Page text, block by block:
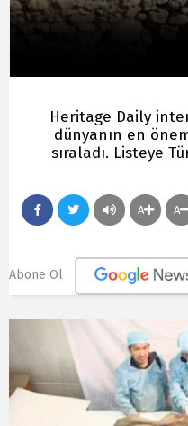
Heritage Daily
dünyanın en
sıraladı. Listeye
A A
Abone Ol